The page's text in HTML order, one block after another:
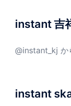
instant 吉
@instant_kj か
instant